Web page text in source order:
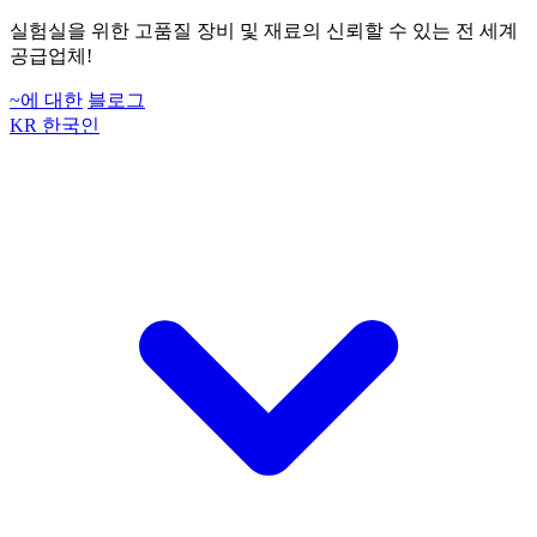
실험실을 위한 고품질 장비 및 재료의 신뢰할 수 있는 전 세계
공급업체!
~에 대한 블로그
KR 한국인